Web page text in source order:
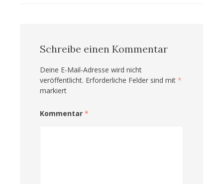
Schreibe einen Kommentar
Deine E-Mail-Adresse wird nicht
veröffentlicht. Erforderliche Felder sind mit *
markiert
Kommentar *